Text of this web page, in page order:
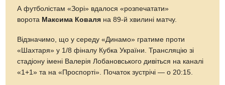
А футболістам «Зорі» вдалося «розпечатати»
ворота Максима Коваля на 89-й хвилині матчу.
Відзначимо, що у середу «Динамо» гратиме проти
«Шахтаря» у 1/8 фіналу Кубка України. Трансляцію зі
стадіону імені Валерія Лобановського дивіться на каналі
«1+1» та на «Проспорті». Початок зустрічі — о 20:15.